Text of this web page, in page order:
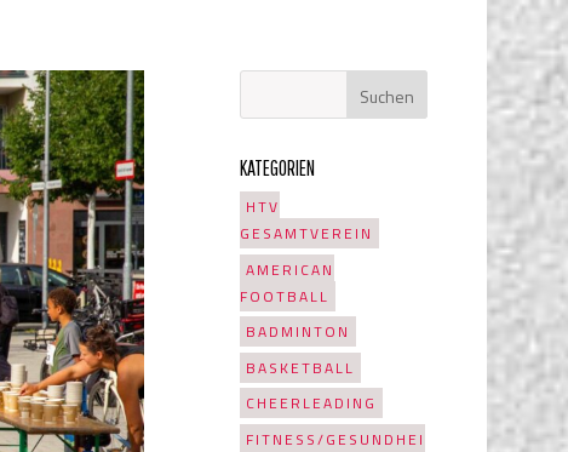
KATEGORIEN
HTV
GESAMTVEREIN
AMERICAN
FOOTBALL
BADMINTON
BASKETBALL
CHEERLEADING
FITNESS/GESUNDHEI